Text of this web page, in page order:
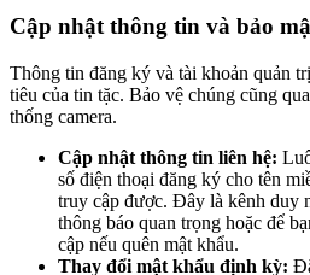
Cập nhật thông tin và bảo
Thông tin đăng ký và tài khoản quản
tiêu của tin tặc. Bảo vệ chúng cũng
thống camera.
Cập nhật thông tin liên hệ:
số điện thoại đăng ký cho tên
truy cập được. Đây là kênh duy
thông báo quan trọng hoặc để
cập nếu quên mật khẩu.
Thay đổi mật khẩu định kỳ: